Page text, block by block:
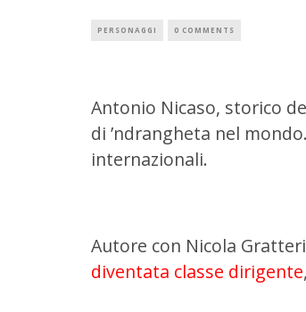
PERSONAGGI 0 COMMENTS
Antonio Nicaso, storico
di ’ndrangheta nel
internazionali.
Autore con Nicola
diventata classe dirigente